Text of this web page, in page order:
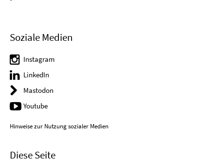
Soziale Medien
Instagram
LinkedIn
Mastodon
Youtube
Hinweise zur Nutzung sozialer Medien
Diese Seite